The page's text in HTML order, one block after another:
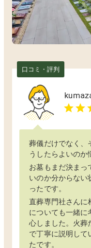
口コミ・評判
葬儀だけでなく、
うしたらよいのか
お墓もまだ決まっ
いのか分からない
ったです。
直葬専門社さんに
についても一緒に
心しました。火葬
で丁寧に説明して
たです。